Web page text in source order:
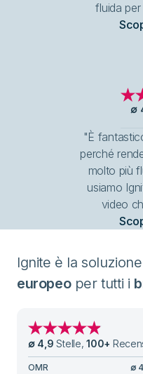
fluida
∅
"È
perché
molto più
usiamo
video
Ignite è la
europeoper tutti i
∅ 4,9 Stelle,100+
OMR ∅